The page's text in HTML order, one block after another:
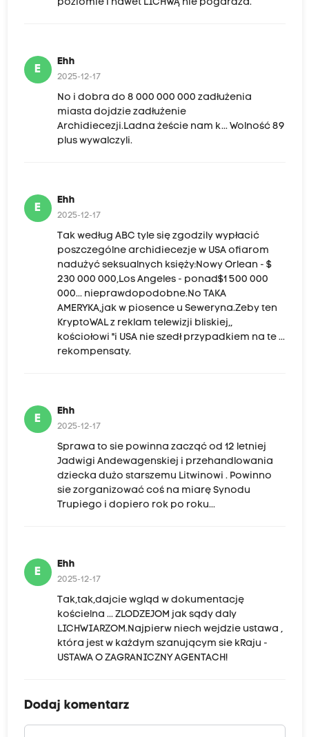
poziomie i nawet LICHWĄ nie pogardza.
E
Ehh
2025-12-17
No i dobra do 8 000 000 000 zadłużenia
miasta dojdzie zadłużenie
Archidiecezji.Ladna żeście nam k... Wolność 89
plus wywalczyli.
E
Ehh
2025-12-17
Tak według ABC tyle się zgodzily wypłacić
poszczególne archidiecezje w USA ofiarom
nadużyć seksualnych księży:Nowy Orlean - $
230 000 000,Los Angeles - ponad$1 500 000
000... nieprawdopodobne.No TAKA
AMERYKA,jak w piosence u Seweryna.Zeby ten
KryptoWAL z reklam telewizji bliskiej,,
kościołowi "i USA nie szedł przypadkiem na te ...
rekompensaty.
E
Ehh
2025-12-17
Sprawa to sie powinna zacząć od 12 letniej
Jadwigi Andewagenskiej i przehandlowania
dziecka dużo starszemu Litwinowi . Powinno
sie zorganizować coś na miarę Synodu
Trupiego i dopiero rok po roku...
E
Ehh
2025-12-17
Tak,tak,dajcie wgląd w dokumentację
kościelna ... ZLODZEJOM jak sądy daly
LICHWIARZOM.Najpierw niech wejdzie ustawa ,
która jest w każdym szanującym sie kRaju -
USTAWA O ZAGRANICZNY AGENTACH!
Dodaj komentarz